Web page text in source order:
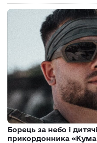
Борець за небо і
прикордонника